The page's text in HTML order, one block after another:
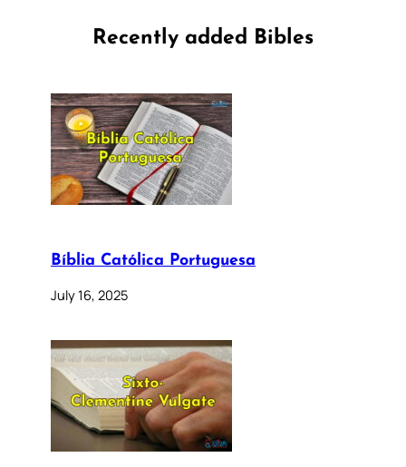
Recently added Bibles
Bíblia Católica Portuguesa
July 16, 2025